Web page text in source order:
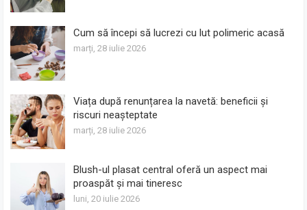
Cum să începi să lucrezi cu lut polimeric acasă
marți, 28 iulie 2026
Viața după renunțarea la navetă: beneficii și
riscuri neașteptate
marți, 28 iulie 2026
Blush-ul plasat central oferă un aspect mai
proaspăt și mai tineresc
luni, 20 iulie 2026